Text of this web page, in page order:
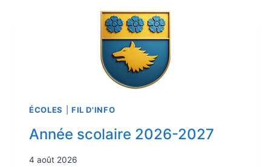
ÉCOLES FIL D'INFO
Année scolaire 2026-2027
4 août 2026